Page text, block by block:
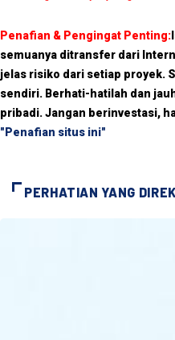
Penafian & Pengingat Penting:
semuanya ditransfer dari
jelas risiko dari setiap proyek.
sendiri. Berhati-hatilah dan
pribadi. Jangan berinvestasi,
"Penafian situs ini"
PERHATIAN YANG